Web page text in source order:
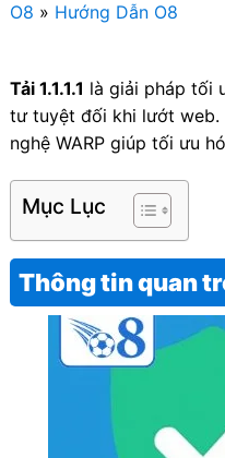
O8 » Hướng Dẫn O8
Tải 1.1.1.1 là giải pháp tối
tư tuyệt đối khi lướt web.
nghệ WARP giúp tối ưu
Mục Lục
Thông tin quan